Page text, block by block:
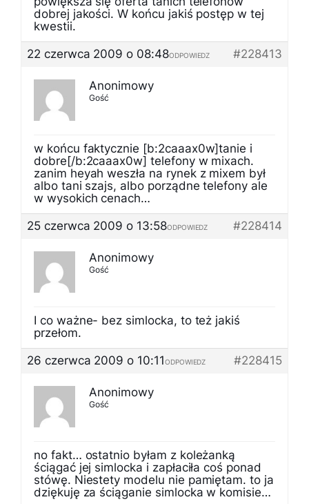
dobrej jakości. W końcu jakiś postęp w tej
kwestii.
22 czerwca 2009 o 08:48
#228413
ODPOWIEDZ
Anonimowy
Gość
w końcu faktycznie [b:2caaax0w]tanie i
dobre[/b:2caaax0w] telefony w mixach.
zanim heyah weszła na rynek z mixem był
albo tani szajs, albo porządne telefony ale
w wysokich cenach…
25 czerwca 2009 o 13:58
#228414
ODPOWIEDZ
Anonimowy
Gość
I co ważne- bez simlocka, to też jakiś
przełom.
26 czerwca 2009 o 10:11
#228415
ODPOWIEDZ
Anonimowy
Gość
no fakt… ostatnio byłam z koleżanką
ściągać jej simlocka i zapłaciła coś ponad
stówę. Niestety modelu nie pamiętam. to ja
dziękuję za ściąganie simlocka w komisie…